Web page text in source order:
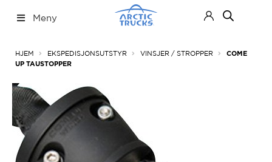
til
til
Meny
ut
HJEM EKSPEDISJONSUTSTYR VINSJER / STROPPER
COME
UP TAUSTOPPER